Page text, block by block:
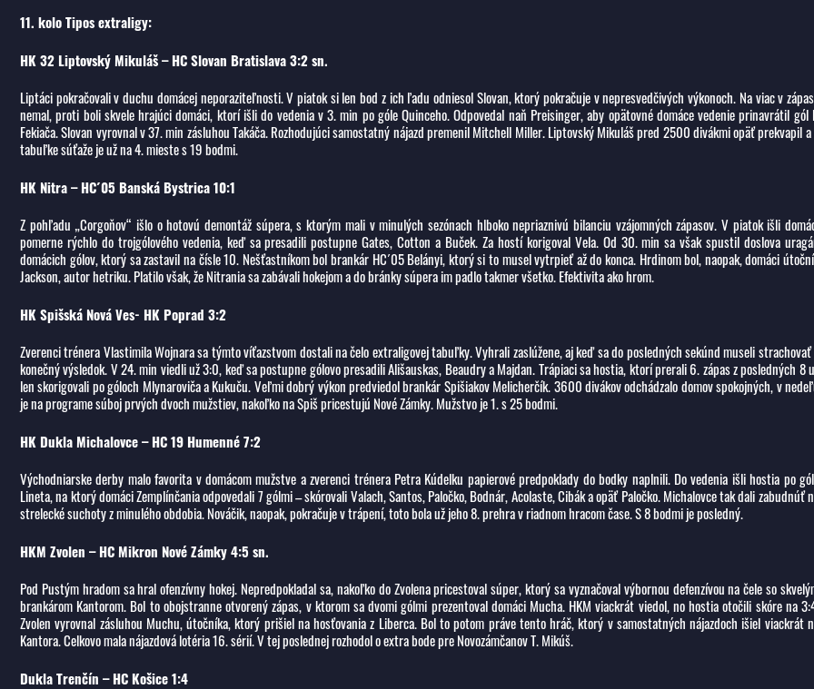
11. kolo Tipos extraligy:
HK 32 Liptovský Mikuláš – HC Slovan Bratislava 3:2 sn.
Liptáci pokračovali v duchu domácej neporaziteľnosti. V piatok si len bod z ich ľadu odniesol Slovan, ktorý pokračuje v nepresvedčivých výkonoch. Na viac v
nemal, proti boli skvele hrajúci domáci, ktorí išli do vedenia v 3. min po góle Quinceho. Odpovedal naň Preisinger, aby opätovné domáce vedenie prinavrátil gól
Fekiača. Slovan vyrovnal v 37. min zásluhou Takáča. Rozhodujúci samostatný nájazd premenil Mitchell Miller. Liptovský Mikuláš pred 2500 divákmi opäť prekvapil
tabuľke súťaže je už na 4. mieste s 19 bodmi.
HK Nitra – HC´05 Banská Bystrica 10:1
Z pohľadu „Corgoňov“ išlo o hotovú demontáž súpera, s ktorým mali v minulých sezónach hlboko nepriaznivú bilanciu vzájomných zápasov. V piatok išli
pomerne rýchlo do trojgólového vedenia, keď sa presadili postupne Gates, Cotton a Buček. Za hostí korigoval Vela. Od 30. min sa však spustil doslova
domácich gólov, ktorý sa zastavil na čísle 10. Nešťastníkom bol brankár HC´05 Belányi, ktorý si to musel vytrpieť až do konca. Hrdinom bol, naopak, domáci
Jackson, autor hetriku. Platilo však, že Nitrania sa zabávali hokejom a do bránky súpera im padlo takmer všetko. Efektivita ako hrom.
HK Spišská Nová Ves- HK Poprad 3:2
Zverenci trénera Vlastimila Wojnara sa týmto víťazstvom dostali na čelo extraligovej tabuľky. Vyhrali zaslúžene, aj keď sa do posledných sekúnd museli strachovať
konečný výsledok. V 24. min viedli už 3:0, keď sa postupne gólovo presadili Ališauskas, Beaudry a Majdan. Trápiaci sa hostia, ktorí prerali 6. zápas z posledných 8
len skorigovali po góloch Mlynaroviča a Kukuču. Veľmi dobrý výkon predviedol brankár Spišiakov Melicherčík. 3600 divákov odchádzalo domov spokojných, v
je na programe súboj prvých dvoch mužstiev, nakoľko na Spiš pricestujú Nové Zámky. Mužstvo je 1. s 25 bodmi.
HK Dukla Michalovce – HC 19 Humenné 7:2
Východniarske derby malo favorita v domácom mužstve a zverenci trénera Petra Kúdelku papierové predpoklady do bodky naplnili. Do vedenia išli hostia po
Lineta, na ktorý domáci Zemplínčania odpovedali 7 gólmi – skórovali Valach, Santos, Paločko, Bodnár, Acolaste, Cibák a opäť Paločko. Michalovce tak dali zabudnúť
strelecké suchoty z minulého obdobia. Nováčik, naopak, pokračuje v trápení, toto bola už jeho 8. prehra v riadnom hracom čase. S 8 bodmi je posledný.
HKM Zvolen – HC Mikron Nové Zámky 4:5 sn.
Pod Pustým hradom sa hral ofenzívny hokej. Nepredpokladal sa, nakoľko do Zvolena pricestoval súper, ktorý sa vyznačoval výbornou defenzívou na čele so
brankárom Kantorom. Bol to obojstranne otvorený zápas, v ktorom sa dvomi gólmi prezentoval domáci Mucha. HKM viackrát viedol, no hostia otočili skóre na
Zvolen vyrovnal zásluhou Muchu, útočníka, ktorý prišiel na hosťovania z Liberca. Bol to potom práve tento hráč, ktorý v samostatných nájazdoch išiel viackrát
Kantora. Celkovo mala nájazdová lotéria 16. sérií. V tej poslednej rozhodol o extra bode pre Novozámčanov T. Mikúš.
Dukla Trenčín – HC Košice 1:4